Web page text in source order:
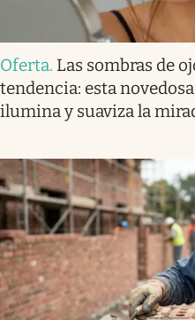
Oferta. Las sombras de
tendencia: esta
ilumina y suaviza la